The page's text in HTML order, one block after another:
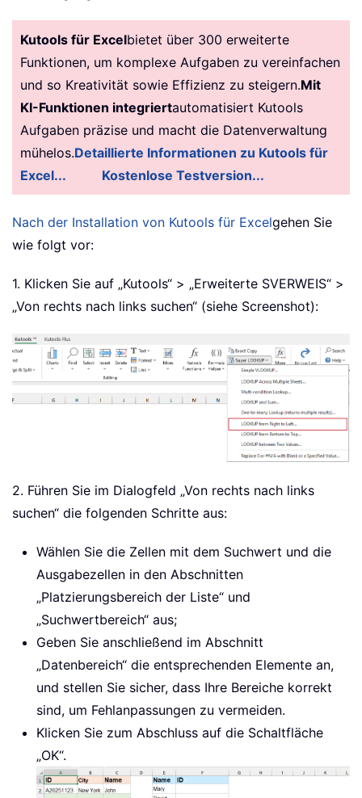
Kutools für Excelbietet über 300 erweiterte
Funktionen, um komplexe Aufgaben zu vereinfachen
und so Kreativität sowie Effizienz zu steigern.Mit
KI-Funktionen integriertautomatisiert Kutools
Aufgaben präzise und macht die Datenverwaltung
mühelos.Detaillierte Informationen zu Kutools für
Excel...
Kostenlose Testversion...
Nach der Installation von Kutools für Excelgehen Sie
wie folgt vor:
1. Klicken Sie auf „Kutools“ > „Erweiterte SVERWEIS“ >
„Von rechts nach links suchen“ (siehe Screenshot):
2. Führen Sie im Dialogfeld „Von rechts nach links
suchen“ die folgenden Schritte aus:
Wählen Sie die Zellen mit dem Suchwert und die
Ausgabezellen in den Abschnitten
„Platzierungsbereich der Liste“ und
„Suchwertbereich“ aus;
Geben Sie anschließend im Abschnitt
„Datenbereich“ die entsprechenden Elemente an,
und stellen Sie sicher, dass Ihre Bereiche korrekt
sind, um Fehlanpassungen zu vermeiden.
Klicken Sie zum Abschluss auf die Schaltfläche
„OK“.